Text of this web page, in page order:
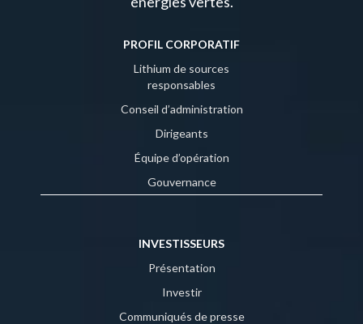
PROFIL CORPORATIF
Lithium de sources
responsables
Conseil d’administration
Dirigeants
Équipe d’opération
Gouvernance
INVESTISSEURS
Présentation
Investir
Communiqués de presse